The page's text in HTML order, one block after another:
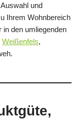
und
Ihrem Wohnbereich
in den umliegenden
Weißenfels,